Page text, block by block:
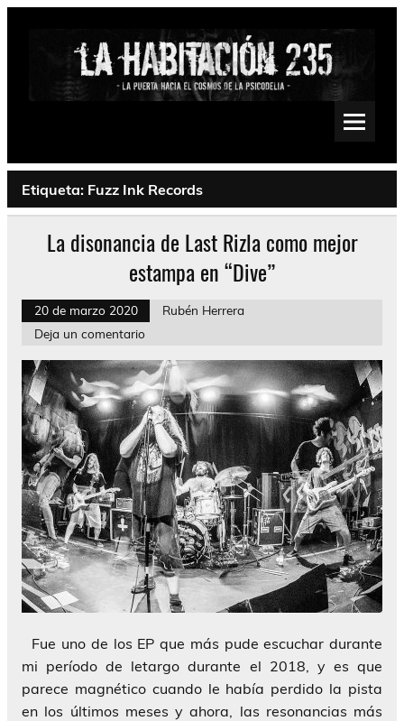
Saltar
Psychedelic, Stoner, Doom, Sludge, Fuzz, Space, Drone
Etiqueta: Fuzz Ink Records
La disonancia de Last Rizla como mejor
estampa en “Dive”
20 de marzo 2020
Rubén Herrera
Deja un comentario
Fue uno de los EP que más pude escuchar durante
mi período de letargo durante el 2018, y es que
parece magnético cuando le había perdido la pista
en los últimos meses y ahora, las resonancias más